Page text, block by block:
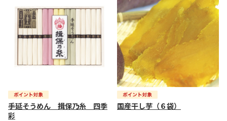
手延そうめん 揖保乃糸 四季
彩
国産干し芋（６袋）